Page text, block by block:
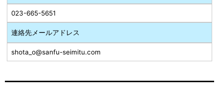
023-665-5651
連絡先メールアドレス
shota_o@sanfu-seimitu.com